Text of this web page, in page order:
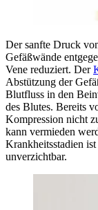
Der sanfte Druck
Gefäßwände
Vene reduziert. Der
Abstützung der
Blutfluss in den
des Blutes. Bereits
Kompression nicht
kann vermieden
Krankheitsstadien
unverzichtbar.